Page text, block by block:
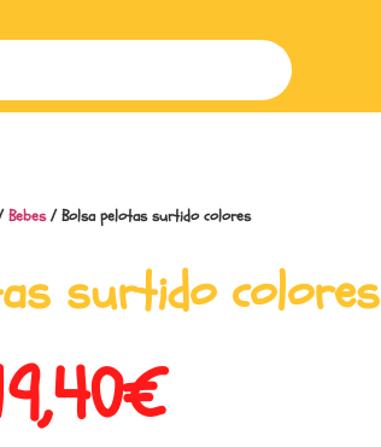
Bebes/ Bolsa pelotas surtido colores
surtido colores
€